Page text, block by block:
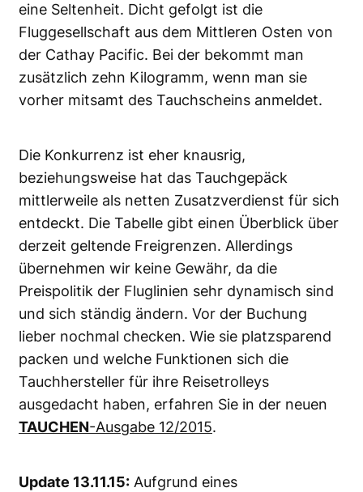
eine Seltenheit. Dicht gefolgt ist die
Fluggesellschaft aus dem Mittleren Osten von
der Cathay Pacific. Bei der bekommt man
zusätzlich zehn Kilogramm, wenn man sie
vorher mitsamt des Tauchscheins anmeldet.
Die Konkurrenz ist eher knausrig,
beziehungsweise hat das Tauchgepäck
mittlerweile als netten Zusatzverdienst für sich
entdeckt. Die Tabelle gibt einen Überblick über
derzeit geltende Freigrenzen. Allerdings
übernehmen wir keine Gewähr, da die
Preispolitik der Fluglinien sehr dynamisch sind
und sich ständig ändern. Vor der Buchung
lieber nochmal checken. Wie sie platzsparend
packen und welche Funktionen sich die
Tauchhersteller für ihre Reisetrolleys
ausgedacht haben, erfahren Sie in der neuen
TAUCHEN-Ausgabe 12/2015.
Update 13.11.15: Aufgrund eines